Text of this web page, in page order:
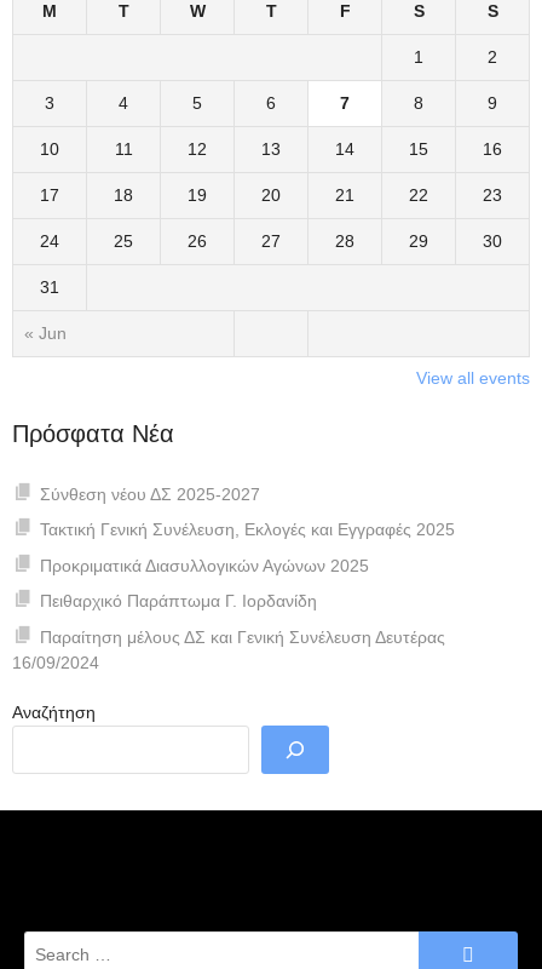
M T W T F S S
« Jun
1 2
3 4 5 6 7 8 9
10 11 12 13 14 15 16
17 18 19 20 21 22 23
24 25 26 27 28 29 30
31
View all events
Πρόσφατα Νέα
Σύνθεση νέου ΔΣ 2025-2027
Τακτική Γενική Συνέλευση, Εκλογές και Εγγραφές 2025
Προκριματικά Διασυλλογικών Αγώνων 2025
Πειθαρχικό Παράπτωμα Γ. Ιορδανίδη
Παραίτηση μέλους ΔΣ και Γενική Συνέλευση Δευτέρας
16/09/2024
Αναζήτηση